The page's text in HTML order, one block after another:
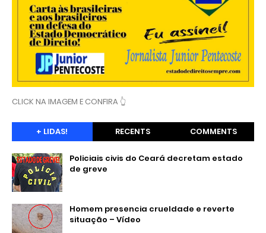
CLICK NA IMAGEM E CONFIRA 👆
+ LIDAS! RECENTS COMMENTS
Policiais civis do Ceará decretam estado
de greve
Homem presencia crueldade e reverte
situação – Vídeo